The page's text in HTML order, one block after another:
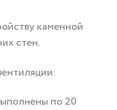
каменной
стен.
по 20